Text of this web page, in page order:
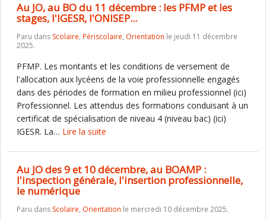
Au JO, au BO du 11 décembre : les PFMP et les
stages, l'IGESR, l'ONISEP...
Paru dans Scolaire, Périscolaire, Orientation le jeudi 11 décembre
2025.
PFMP. Les montants et les conditions de versement de
l'allocation aux lycéens de la voie professionnelle engagés
dans des périodes de formation en milieu professionnel (ici)
Professionnel. Les attendus des formations conduisant à un
certificat de spécialisation de niveau 4 (niveau bac) (ici)
IGESR. La… Lire la suite
Au JO des 9 et 10 décembre, au BOAMP :
l'inspection générale, l'insertion professionnelle,
le numérique
Paru dans Scolaire, Orientation le mercredi 10 décembre 2025.